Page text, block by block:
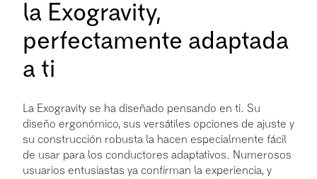
la Exogravity,
perfectamente adaptada
a ti
La Exogravity se ha diseñado pensando en ti. Su
diseño ergonómico, sus versátiles opciones de ajuste y
su construcción robusta la hacen especialmente fácil
de usar para los conductores adaptativos. Numerosos
usuarios entusiastas ya confirman la experiencia, y